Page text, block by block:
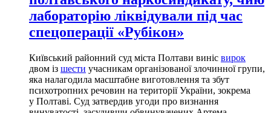
лабораторію ліквідували під час
спецоперації «Рубікон»
Київський районний суд міста Полтави виніс вирок
двом із шести учасникам організованої злочинної групи,
яка налагодила масштабне виготовлення та збут
психотропних речовин на території України, зокрема
у Полтаві. Суд затвердив угоди про визнання